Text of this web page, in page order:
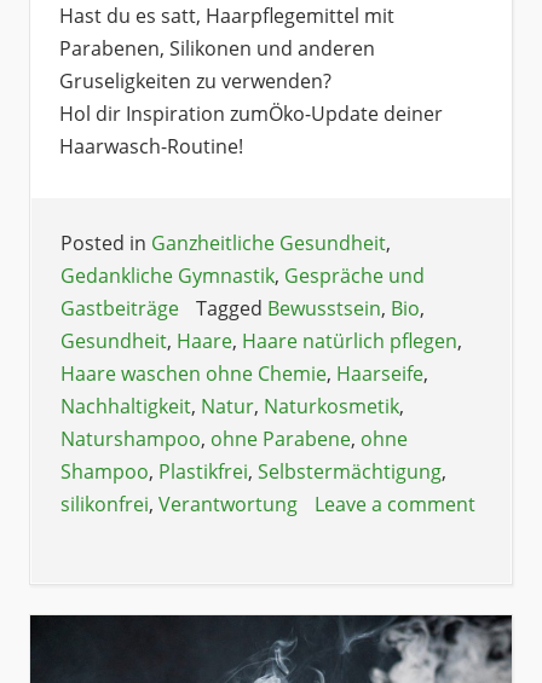
Hast du es satt, Haarpflegemittel mit
Parabenen, Silikonen und anderen
Gruseligkeiten zu verwenden?
Hol dir Inspiration zumÖko-Update deiner
Haarwasch-Routine!
Posted in Ganzheitliche Gesundheit,
Gedankliche Gymnastik, Gespräche und
Gastbeiträge
Tagged Bewusstsein, Bio,
Gesundheit, Haare, Haare natürlich pflegen,
Haare waschen ohne Chemie, Haarseife,
Nachhaltigkeit, Natur, Naturkosmetik,
Naturshampoo, ohne Parabene, ohne
Shampoo, Plastikfrei, Selbstermächtigung,
silikonfrei, Verantwortung Leave a comment